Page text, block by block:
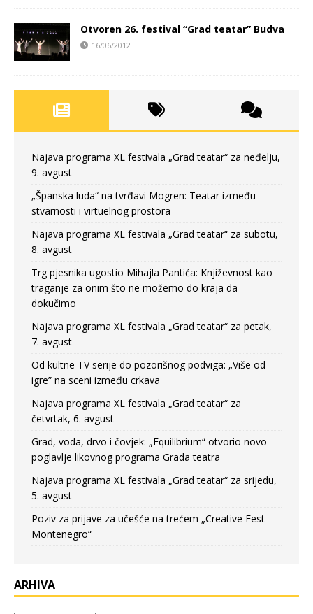
Otvoren 26. festival “Grad teatar” Budva
16/06/2012
Najava programa XL festivala „Grad teatar“ za neđelju,
9. avgust
„Španska luda“ na tvrđavi Mogren: Teatar između
stvarnosti i virtuelnog prostora
Najava programa XL festivala „Grad teatar“ za subotu,
8. avgust
Trg pjesnika ugostio Mihajla Pantića: Književnost kao
traganje za onim što ne možemo do kraja da
dokučimo
Najava programa XL festivala „Grad teatar“ za petak,
7. avgust
Od kultne TV serije do pozorišnog podviga: „Više od
igre” na sceni između crkava
Najava programa XL festivala „Grad teatar“ za
četvrtak, 6. avgust
Grad, voda, drvo i čovjek: „Equilibrium“ otvorio novo
poglavlje likovnog programa Grada teatra
Najava programa XL festivala „Grad teatar“ za srijedu,
5. avgust
Poziv za prijave za učešće na trećem „Creative Fest
Montenegro“
ARHIVA